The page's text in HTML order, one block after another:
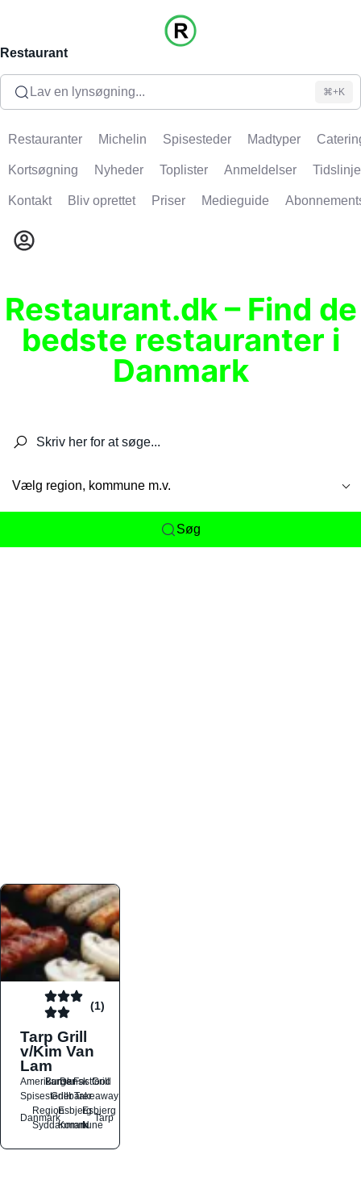
Restaurant
Lav en lynsøgning... ⌘+K
Restauranter Michelin Spisesteder Madtyper
Kortsøgning Nyheder Toplister Anmeldelser Tidslinje
Kontakt Bliv oprettet Priser Medieguide
Restaurant.dk – Find de
bedste restauranter i
Danmark
Vælg region, kommune m.v.
Søg
(1)
Tarp Grill
v/Kim Van
Lam
Amerikansk
BurgerDanskFastfood
Grill
SpisestederGrillbarerTakeaway
Danmark
Region
Syddanmark
Esbjerg
Kommune
Esbjerg
N
Tarp